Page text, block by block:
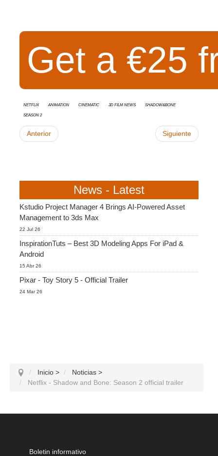
Get a €25
Netflix animation cinematic 3D Film News
Shadow&Bone
Season 2
Anterior Siguiente
News - Latest
Kstudio Project Manager 4 Brings AI-Powered Asset
Management to 3ds Max
22 Jul 26
InspirationTuts – Best 3D Modeling Apps For iPad &
Android
15 Abr 26
Pixar - Toy Story 5 - Official Trailer
24 Mar 26
Inicio > Noticias >
Netflix - Shadow and Bone: Season 2 official trailer
Boletin informativo